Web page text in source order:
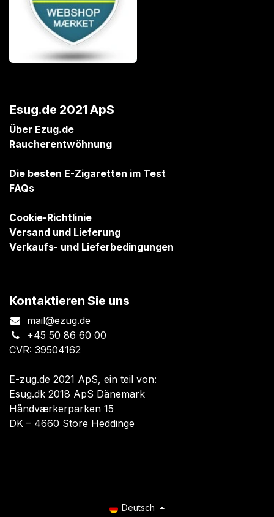
Esug.de 2021 ApS
Über Ezug.de
Raucherentwöhnung
Die besten E-Zigaretten im Test
FAQs
Cookie-Richtlinie
Versand und Lieferung
Verkaufs- und Lieferbedingungen
Kontaktieren Sie uns
mail@ezug.de
+45 50 86 60 00
CVR: 39504162
E-zug.de 2021 ApS, ein teil von:
Esug.dk 2018 ApS Dänemark
Håndværkerparken 15
DK – 4660 Store Heddinge
Deutsch